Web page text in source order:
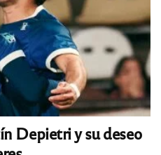
Depietri y su deseo